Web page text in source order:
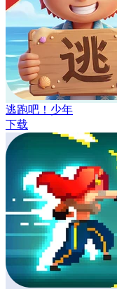
逃跑吧！少年
下载